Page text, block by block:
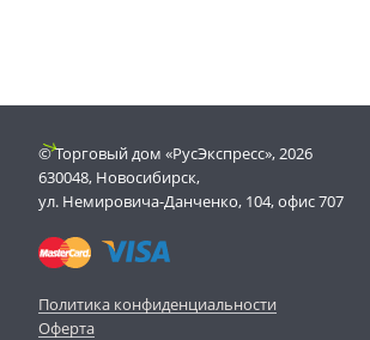
© Торговый дом «РусЭкспресс», 2026
630048, Новосибирск,
ул. Немировича-Данченко, 104, офис 707
Политика конфиденциальности
Оферта